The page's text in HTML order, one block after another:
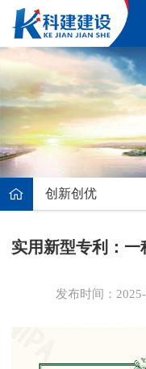
创新创优
实用新型专利：
发布时间：